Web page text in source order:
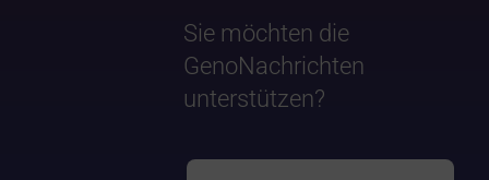
Sie möchten die
GenoNachrichten
unterstützen?